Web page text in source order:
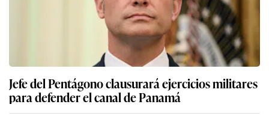
Jefe del Pentágono clausurará ejercicios militares
para defender el canal de Panamá